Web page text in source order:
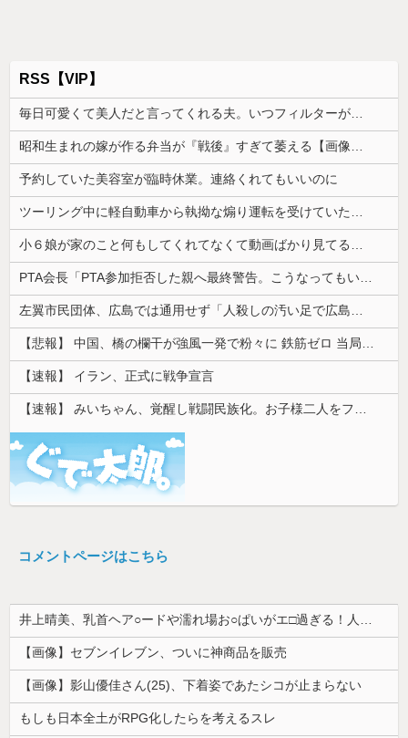
RSS【VIP】
予約していた美容室が臨時休業。連絡くれてもいいのに
【速報】 イラン、正式に戦争宣言
コメントページはこちら
井上晴美、乳首ヘア○ードや濡れ場お○ぱいがエ□過ぎる！人生最後のラスト写真集、最高！！
【画像】セブンイレブン、ついに神商品を販売
【画像】影山優佳さん(25)、下着姿であたシコが止まらない
もしも日本全土がRPG化したらを考えるスレ